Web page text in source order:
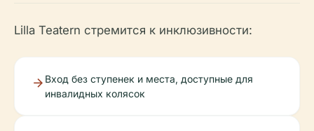
Lilla Teatern стремится к инклюзивности:
Вход без ступенек и места, доступные для
инвалидных колясок